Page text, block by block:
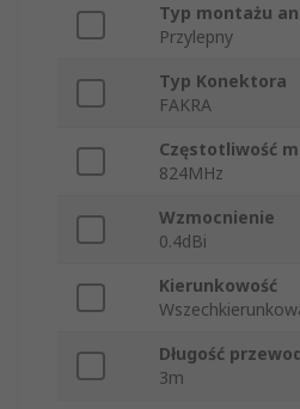
Typ montażu
Przylepny
Typ Konektora
FAKRA
Częstotliwość
824MHz
Wzmocnienie
0.4dBi
Kierunkowość
Długość
3m